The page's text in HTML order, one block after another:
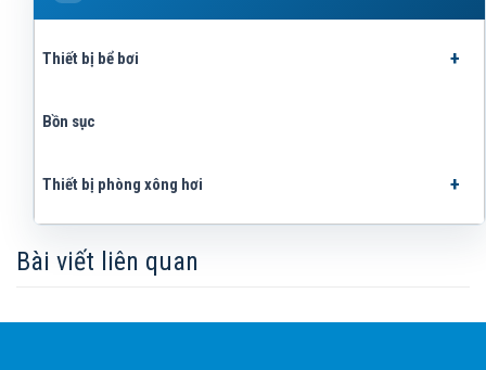
Thiết bị bể bơi
Bồn sục
Thiết bị phòng xông hơi
Bài viết liên quan